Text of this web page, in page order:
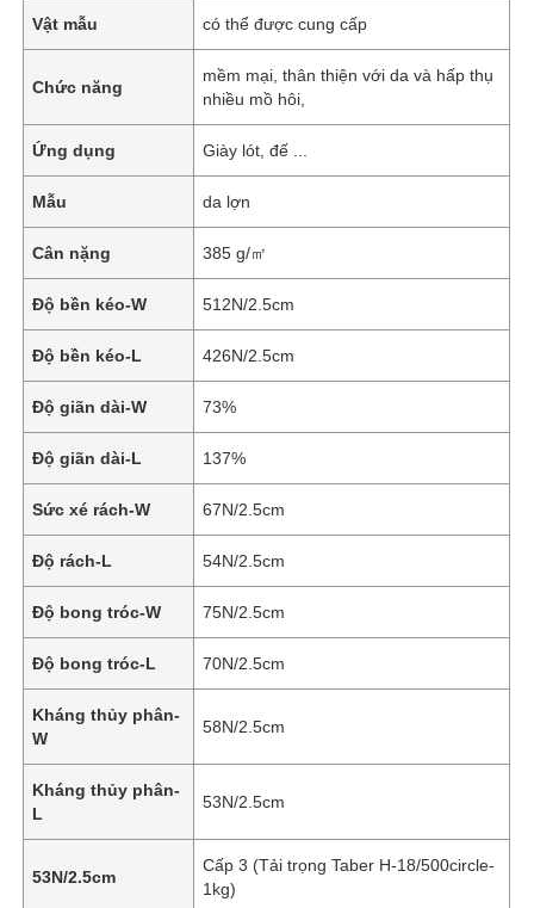
Trang chủ
Vật mẫu có thể được cung cấp
Chức năng
mềm mại, thân thiện với da và hấp thụ
nhiều mồ hôi,
Ứng dụng Giày lót, đế ...
Mẫu da lợn
Cân nặng 385 g/㎡
Độ bền kéo-W 512N/2.5cm
Độ bền kéo-L 426N/2.5cm
Độ giãn dài-W 73%
Độ giãn dài-L 137%
Sức xé rách-W 67N/2.5cm
Độ rách-L 54N/2.5cm
Độ bong tróc-W 75N/2.5cm
Độ bong tróc-L 70N/2.5cm
Kháng thủy phân-
W
58N/2.5cm
Kháng thủy phân-
L
53N/2.5cm
53N/2.5cm
Cấp 3 (Tải trọng Taber H-18/500circle-
1kg)